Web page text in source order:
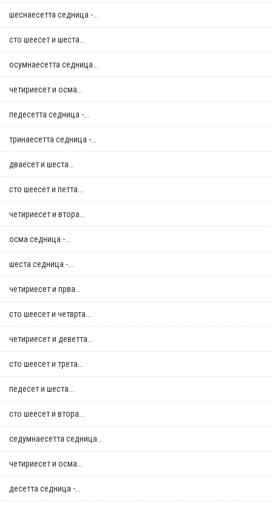
шеснаесетта седница -...
сто шеесет и шеста...
осумнaесетта седница...
четириесет и осма...
педесетта седница -...
тринаесетта седница -...
дваесет и шеста...
сто шеесет и петта...
четириесет и втора...
осма седница -...
шеста седница -...
четириесет и прва...
сто шеесет и четврта...
четириесет и деветта...
сто шеесет и трета...
педесет и шеста...
сто шеесет и втора...
седумнаесетта седница...
четириесет и осма...
десетта седница -...